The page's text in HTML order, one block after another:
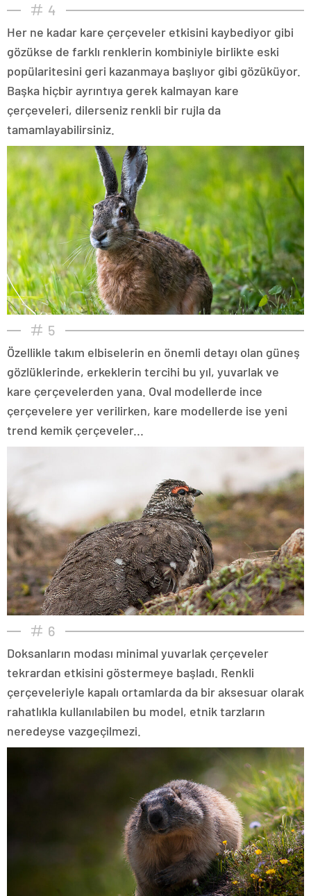
4
Her ne kadar kare çerçeveler etkisini kaybediyor gibi
gözükse de farklı renklerin kombiniyle birlikte eski
popülaritesini geri kazanmaya başlıyor gibi gözüküyor.
Başka hiçbir ayrıntıya gerek kalmayan kare
çerçeveleri, dilerseniz renkli bir rujla da
tamamlayabilirsiniz.
5
Özellikle takım elbiselerin en önemli detayı olan güneş
gözlüklerinde, erkeklerin tercihi bu yıl, yuvarlak ve
kare çerçevelerden yana. Oval modellerde ince
çerçevelere yer verilirken, kare modellerde ise yeni
trend kemik çerçeveler...
6
Doksanların modası minimal yuvarlak çerçeveler
tekrardan etkisini göstermeye başladı. Renkli
çerçeveleriyle kapalı ortamlarda da bir aksesuar olarak
rahatlıkla kullanılabilen bu model, etnik tarzların
neredeyse vazgeçilmezi.